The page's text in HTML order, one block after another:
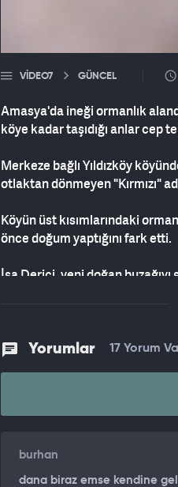
VIDEO7 GÜNCEL
Amasya'da ineği ormanlık
köye kadar taşıdığı anlar cep
Merkeze bağlı Yıldızköy
otlaktan dönmeyen "Kırmızı"
Köyün üst kısımlarındaki
önce doğum yaptığını fark etti.
İsa Derici, yeni doğan
telefonu kamerasıyla
Yorumlar 17 Yorum
burhan
dana biraz emse kendine